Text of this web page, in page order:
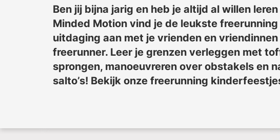
Ben jij bijna jarig en heb je altijd al willen
Minded Motion vind je de leukste
uitdaging aan met je vrienden en
freerunner. Leer je grenzen verleggen met
sprongen, manoeuvreren over obstakels en
salto’s! Bekijk onze freerunning